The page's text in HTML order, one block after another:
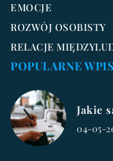
EMOCJE
ROZWÓJ OSOBISTY
RELACJE
POPULARNE
Jakie
04-05-